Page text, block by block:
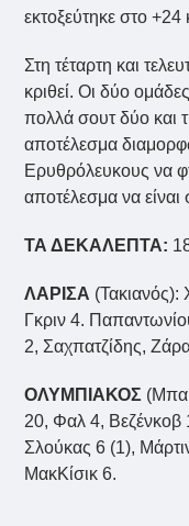
εκτοξεύτηκε στο +24
Στη τέταρτη και
κριθεί. Οι δύο
πολλά σουτ δύο και
αποτέλεσμα
Ερυθρόλευκους να
αποτέλεσμα να
ΤΑ ΔΕΚΑΛΕΠΤΑ:
ΛΑΡΙΣΑ (Τακιανός):
Γκριν 4.
2, Σαχπατζίδης,
ΟΛΥΜΠΙΑΚΟΣ
20, Φαλ 4, Βεζένκοβ
Σλούκας 6 (1),
ΜακΚίσικ 6.